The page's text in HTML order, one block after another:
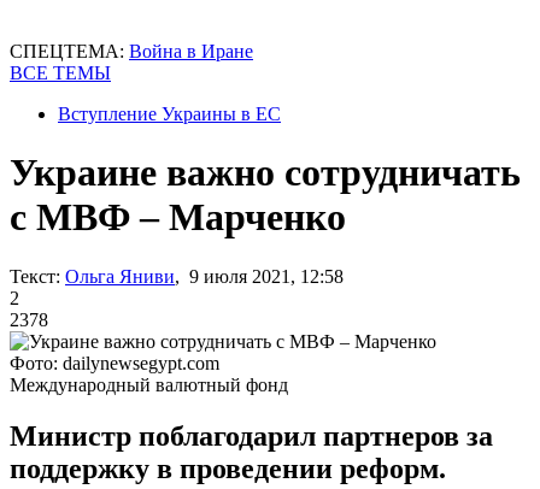
СПЕЦТЕМА: Война в Иране
ВСЕ ТЕМЫ
Вступление Украины в ЕС
Украине важно сотрудничать
с МВФ – Марченко
Текст: Ольга Яниви, 9 июля 2021, 12:58
2
2378
Фото: dailynewsegypt.com
Международный валютный фонд
Министр поблагодарил партнеров за
поддержку в проведении реформ.